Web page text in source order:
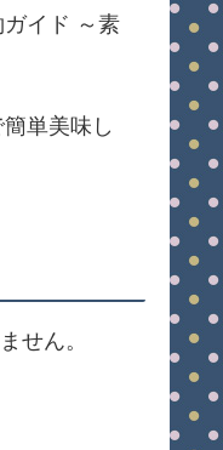
イド ～素
単美味し
せん。